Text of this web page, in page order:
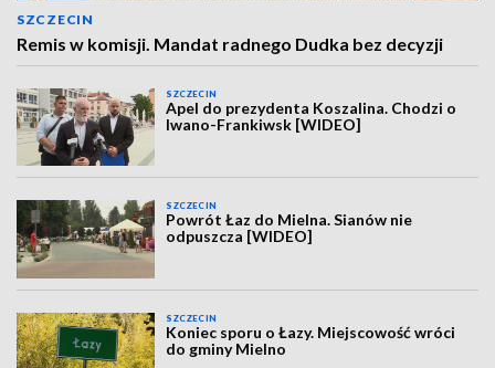
SZCZECIN
Remis w komisji. Mandat radnego Dudka bez decyzji
SZCZECIN
Apel do prezydenta Koszalina. Chodzi o
Iwano-Frankiwsk [WIDEO]
SZCZECIN
Powrót Łaz do Mielna. Sianów nie
odpuszcza [WIDEO]
SZCZECIN
Koniec sporu o Łazy. Miejscowość wróci
do gminy Mielno